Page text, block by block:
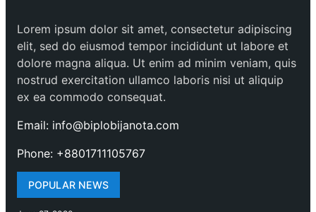
Lorem ipsum dolor sit amet, consectetur adipiscing
elit, sed do eiusmod tempor incididunt ut labore et
dolore magna aliqua. Ut enim ad minim veniam, quis
nostrud exercitation ullamco laboris nisi ut aliquip
ex ea commodo consequat.
Email: info@biplobijanota.com
Phone: +8801711105767
POPULAR NEWS